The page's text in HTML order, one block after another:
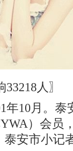
人〗
年10月。
）会员
泰安市小记